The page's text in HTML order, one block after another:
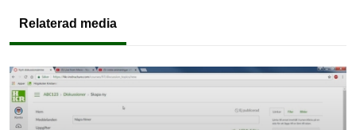
Relaterad media